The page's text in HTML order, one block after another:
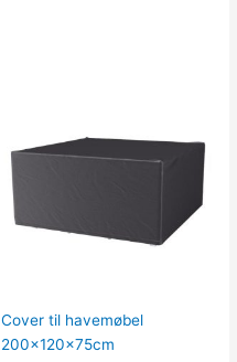
Cover til havemøbel
200x120x75cm